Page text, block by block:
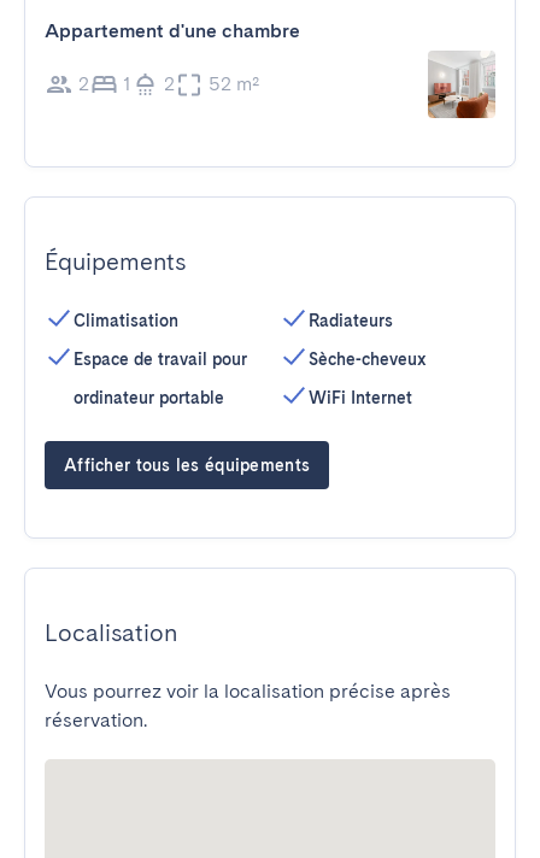
Appartement d'une chambre
2 1 2 52 m²
Équipements
Climatisation
Espace de travail pour
ordinateur portable
Radiateurs
Sèche-cheveux
WiFi Internet
Afficher tous les équipements
Localisation
Vous pourrez voir la localisation précise après
réservation.